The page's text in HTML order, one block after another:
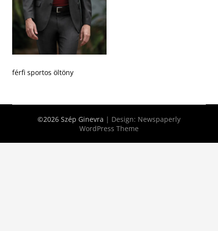
férfi sportos öltöny
©2026 Szép Ginevra | Design: Newspaperly
WordPress Theme